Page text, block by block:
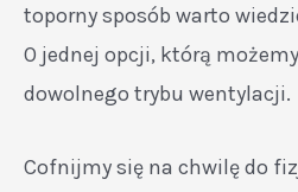
toporny sposób warto
O jednej opcji, którą
dowolnego trybu wentylacji.
Cofnijmy się na chwilę do